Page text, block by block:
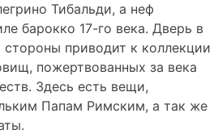
Тибальди, а неф
барокко 17-го века. Дверь в
приводит к коллекции
пожертвованных за века
Здесь есть вещи,
Папам Римским, а так же